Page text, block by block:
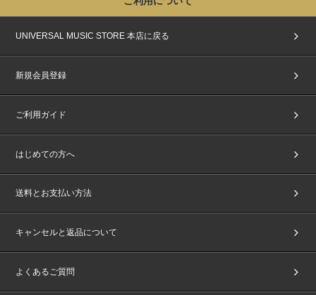
UNIVERSAL MUSIC STORE 本店に戻る
新規会員登録
ご利用ガイド
はじめての方へ
送料とお支払い方法
キャンセルと返品について
よくあるご質問